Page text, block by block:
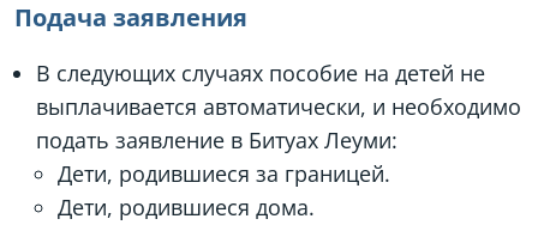
Подача заявления
В следующих случаях пособие на детей не
выплачивается автоматически, и необходимо
подать заявление в Битуах Леуми:
Дети, родившиеся за границей.
Дети, родившиеся дома.